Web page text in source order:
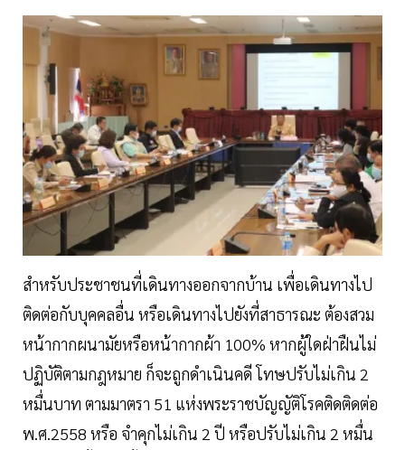
สำหรับประชาชนที่เดินทางออกจากบ้าน เพื่อเดินทางไป
ติดต่อกับบุคคลอื่น หรือเดินทางไปยังที่สาธารณะ ต้องสวม
หน้ากากผนามัยหรือหน้ากากผ้า 100% หากผู้ใดฝ่าฝืนไม่
ปฏิบัติตามกฎหมาย ก็จะถูกดำเนินคดี โทษปรับไม่เกิน 2
หมื่นบาท ตามมาตรา 51 แห่งพระราชบัญญัติโรคติดติดต่อ
พ.ศ.2558 หรือ จำคุกไม่เกิน 2 ปี หรือปรับไม่เกิน 2 หมื่น